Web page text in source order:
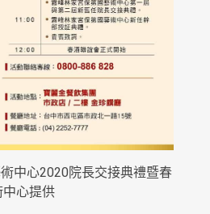
中心2020院長交接典禮暨春
心提供